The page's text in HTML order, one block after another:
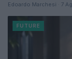
Edoardo Marchesi · 7
FUTURE